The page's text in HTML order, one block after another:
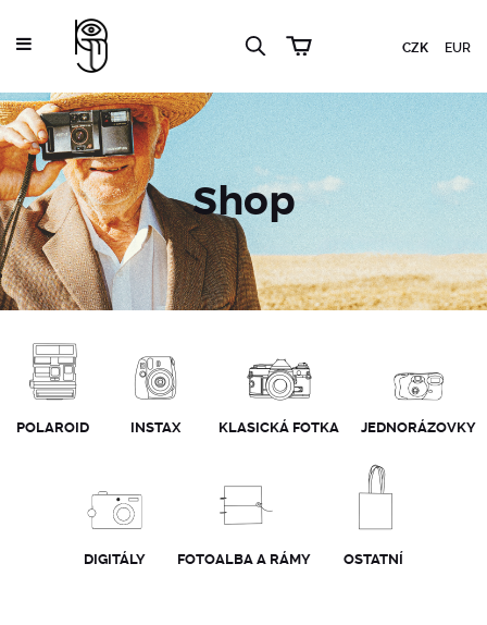
CZK EUR
Shop
POLAROID INSTAX KLASICKÁ FOTKA JEDNORÁZOVKY
DIGITÁLY FOTOALBA A RÁMY OSTATNÍ